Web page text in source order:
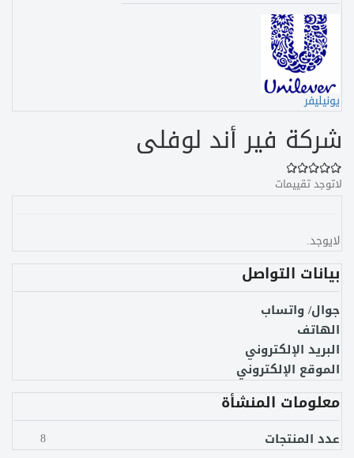
يونيليفر
شركة فير أند لوفلى
لاتوجد تقييمات
لايوجد.
بيانات التواصل
جوال/ واتساب
الهاتف
البريد الإلكتروني
الموقع الإلكتروني
معلومات المنشأة
عدد المنتجات 8